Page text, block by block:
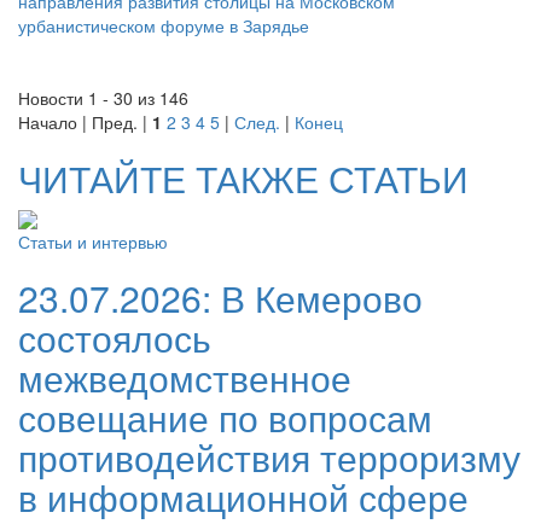
урбанистическом форуме в Зарядье
Новости 1 - 30 из 146
Начало | Пред. | 1 2 3 4 5 | След. | Конец
ЧИТАЙТЕ ТАКЖЕ СТАТЬИ
Статьи и интервью
23.07.2026: В Кемерово
состоялось
межведомственное
совещание по вопросам
противодействия терроризму
в информационной сфере